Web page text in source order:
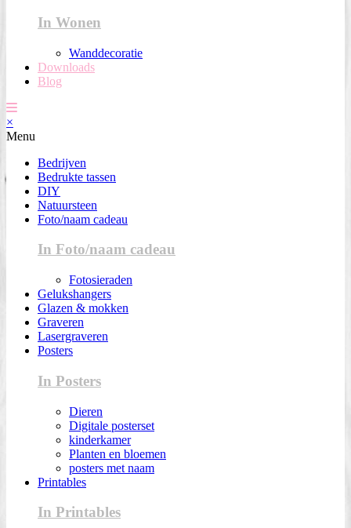
In Wonen
Wanddecoratie
Downloads
Blog
×
Menu
Bedrijven
Bedrukte tassen
DIY
Natuursteen
Foto/naam cadeau
In Foto/naam cadeau
Fotosieraden
Gelukshangers
Glazen & mokken
Graveren
Lasergraveren
Posters
In Posters
Dieren
Digitale posterset
kinderkamer
Planten en bloemen
posters met naam
Printables
In Printables